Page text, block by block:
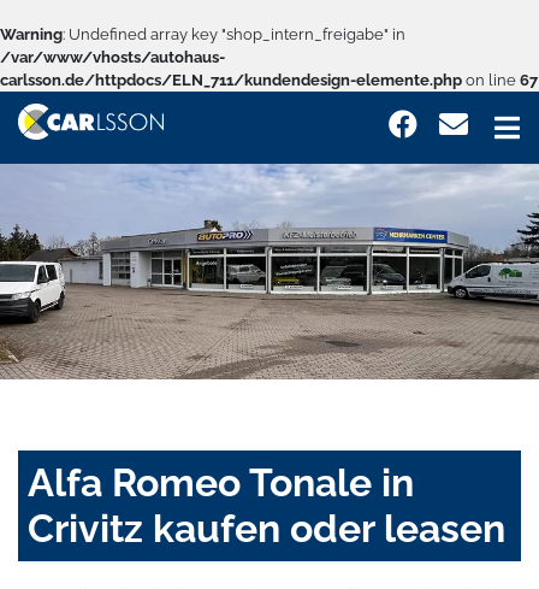
Warning: Undefined array key "shop_intern_freigabe" in
/var/www/vhosts/autohaus-
carlsson.de/httpdocs/ELN_711/kundendesign-elemente.php on line 67
Alfa Romeo Tonale in
Crivitz kaufen oder leasen